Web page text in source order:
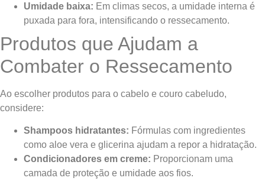
Umidade baixa: Em climas secos, a umidade interna é
puxada para fora, intensificando o ressecamento.
Produtos que Ajudam a
Combater o Ressecamento
Ao escolher produtos para o cabelo e couro cabeludo,
considere:
Shampoos hidratantes: Fórmulas com ingredientes
como aloe vera e glicerina ajudam a repor a hidratação.
Condicionadores em creme: Proporcionam uma
camada de proteção e umidade aos fios.